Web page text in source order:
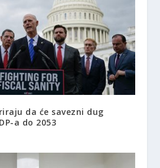
da će savezni dug
a do 2053